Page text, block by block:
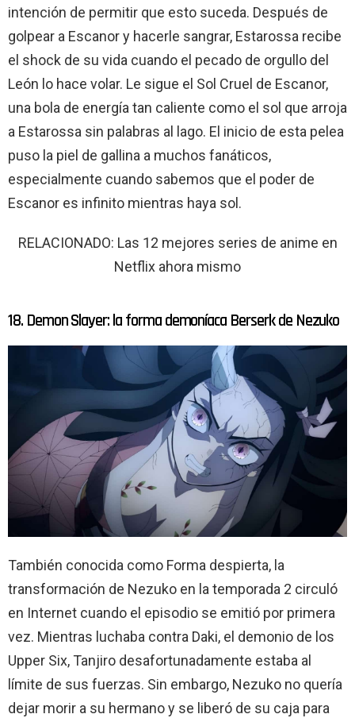
intención de permitir que esto suceda. Después de
golpear a Escanor y hacerle sangrar, Estarossa recibe
el shock de su vida cuando el pecado de orgullo del
León lo hace volar. Le sigue el Sol Cruel de Escanor,
una bola de energía tan caliente como el sol que arroja
a Estarossa sin palabras al lago. El inicio de esta pelea
puso la piel de gallina a muchos fanáticos,
especialmente cuando sabemos que el poder de
Escanor es infinito mientras haya sol.
RELACIONADO: Las 12 mejores series de anime en
Netflix ahora mismo
18. Demon Slayer: la forma demoníaca Berserk de Nezuko
También conocida como Forma despierta, la
transformación de Nezuko en la temporada 2 circuló
en Internet cuando el episodio se emitió por primera
vez. Mientras luchaba contra Daki, el demonio de los
Upper Six, Tanjiro desafortunadamente estaba al
límite de sus fuerzas. Sin embargo, Nezuko no quería
dejar morir a su hermano y se liberó de su caja para